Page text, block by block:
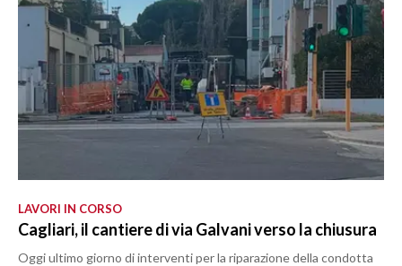
LAVORI IN CORSO
Cagliari, il cantiere di via Galvani verso la chiusura
Oggi ultimo giorno di interventi per la riparazione della condotta